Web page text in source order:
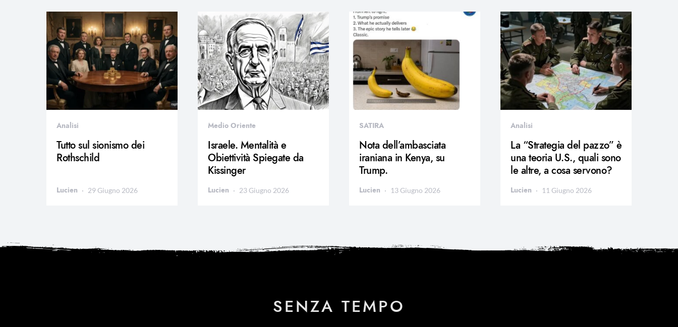
Analisi
Tutto sul sionismo dei
Rothschild
Lucien 29 Giugno 2026
Medio Oriente
Israele. Mentalità e
Obiettività Spiegate da
Kissinger
Lucien 23 Giugno 2026
SATIRA
Nota dell’ambasciata
iraniana in Kenya, su
Trump.
Lucien 13 Giugno 2026
Analisi
La “Strategia del pazzo” è
una teoria U.S., quali sono
le altre, a cosa servono?
Lucien 11 Giugno 2026
SENZA TEMPO